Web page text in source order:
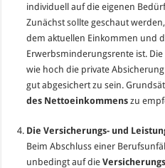
individuell auf die eigenen
Zunächst sollte geschaut
dem aktuellen Einkommen und
Erwerbsminderungsrente ist.
wie hoch die private
gut abgesichert zu sein.
des Nettoeinkommens zu
Die Versicherungs- und
Beim Abschluss einer
unbedingt auf die